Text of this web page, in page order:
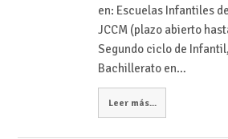
en: Escuelas Infantiles
JCCM (plazo abierto
Segundo ciclo de
Bachillerato en…
Leer más...